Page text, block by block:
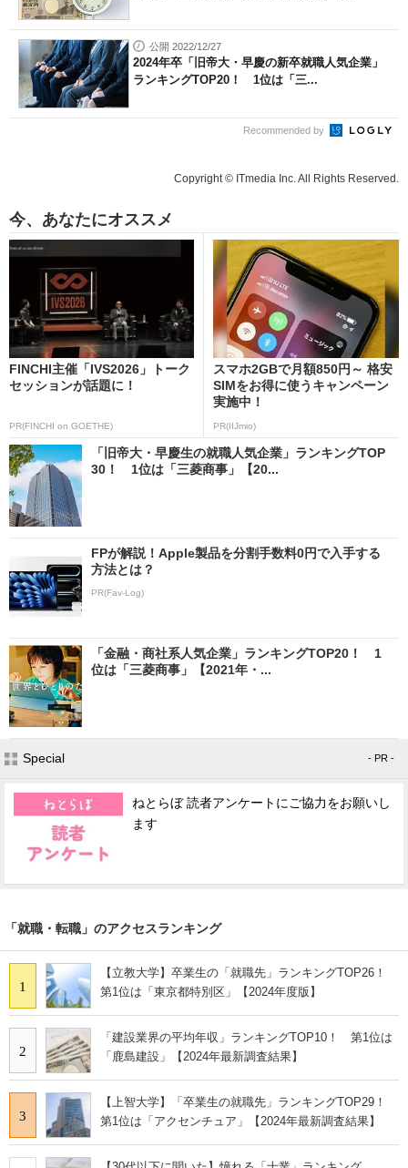
公開 2022/12/27
2024年卒「旧帝大・早慶の新卒就職人気企業」
ランキングTOP20！ 1位は「三...
Recommended by
Copyright © ITmedia Inc. All Rights Reserved.
今、あなたにオススメ
FINCHI主催「IVS2026」トーク
セッションが話題に！
PR(FINCHI on GOETHE)
スマホ2GBで月額850円～ 格安
SIMをお得に使うキャンペーン
実施中！
PR(IIJmio)
「旧帝大・早慶生の就職人気企業」ランキングTOP
30！ 1位は「三菱商事」【20...
FPが解説！Apple製品を分割手数料0円で入手する
方法とは？
PR(Fav-Log)
「金融・商社系人気企業」ランキングTOP20！ 1
位は「三菱商事」【2021年・...
Special - PR -
ねとらぼ 読者アンケートにご協力をお願いし
ます
「就職・転職」のアクセスランキング
1
【立教大学】卒業生の「就職先」ランキングTOP26！
第1位は「東京都特別区」【2024年度版】
2
「建設業界の平均年収」ランキングTOP10！ 第1位は
「鹿島建設」【2024年最新調査結果】
3
【上智大学】「卒業生の就職先」ランキングTOP29！
第1位は「アクセンチュア」【2024年最新調査結果】